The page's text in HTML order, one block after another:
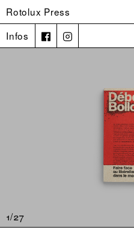
Rotolux Press
Infos
1/27